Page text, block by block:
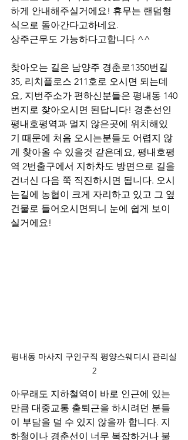
하게 안내해주실거에요! 휴무는 랜덤형
식으로 돌아간다고하네요.
상주근무도 가능하다고합니다 ^^
찾아오는 길은 남양주 경춘로1350번길
35, 리치플로스 211호로 오시면 되는데
요, 지번주소가 편하신분들은 평내동 140
번지로 찾아오시면 된답니다! 경춘선인
평내호평역과 멀지 않은곳에 위치해있
기 때문에 처음 오시는분들도 어렵지 않
게 찾아올 수 있을것 같은데요, 평내호평
역 2번출구에서 지하차도 방면으로 길을
건너신 다음 쭉 직진하시면 됩니다. 오시
는길에 농협이 크게 자리하고 있고 그 옆
건물로 들어오시면되니 눈에 쉽게 보이
실거에요!
평내동 마사지 구인구직 평양스웨디시 관리실
2
아무래도 지하철역이 바로 인근에 있는
만큼 대중교통 출퇴근을 하시려던 분들
이 부담을 덜 수 있지 않을까 합니다. 지
하철이나 경춘선이 너무 복잡하거나 불